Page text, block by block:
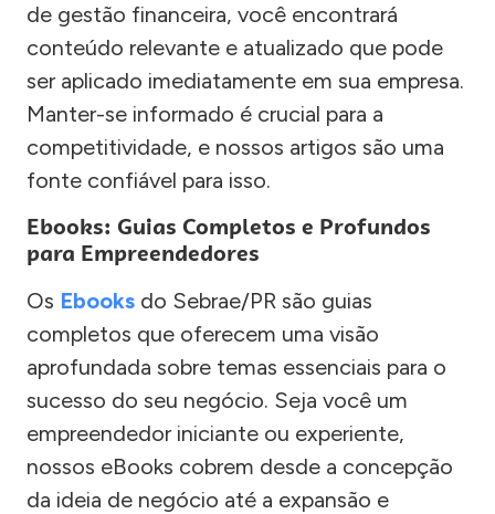
de gestão financeira, você encontrará
conteúdo relevante e atualizado que pode
ser aplicado imediatamente em sua empresa.
Manter-se informado é crucial para a
competitividade, e nossos artigos são uma
fonte confiável para isso.
Ebooks: Guias Completos e Profundos
para Empreendedores
Os Ebooks do Sebrae/PR são guias
completos que oferecem uma visão
aprofundada sobre temas essenciais para o
sucesso do seu negócio. Seja você um
empreendedor iniciante ou experiente,
nossos eBooks cobrem desde a concepção
da ideia de negócio até a expansão e